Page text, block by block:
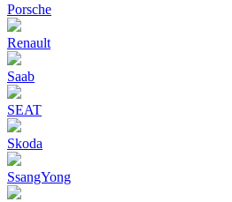
Porsche
Renault
Saab
SEAT
Skoda
SsangYong